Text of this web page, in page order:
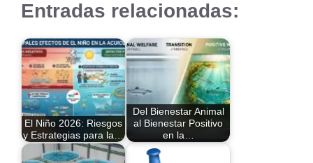
Entradas relacionadas:
El Niño 2026: Riesgos
y Estrategias para la…
Del Bienestar Animal
al Bienestar Positivo
en la…